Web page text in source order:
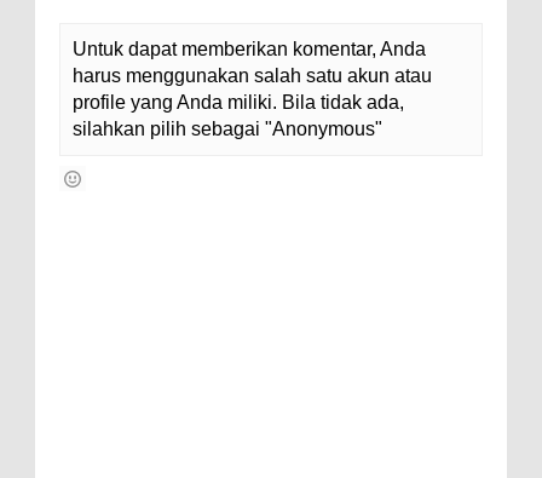
Untuk dapat memberikan komentar, Anda
harus menggunakan salah satu akun atau
profile yang Anda miliki. Bila tidak ada,
silahkan pilih sebagai "Anonymous"